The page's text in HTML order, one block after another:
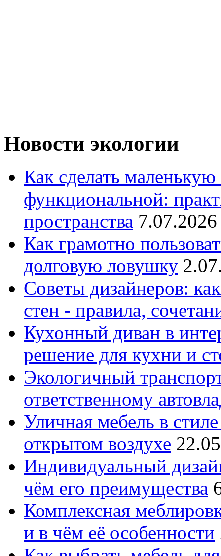
Новости экологии
Как сделать
функциональной:
пространства
Как грамотно
долговую ловушку
Советы дизайнеров:
стен - правила,
Кухонный диван в
решение для кухни и
Экологичный
ответственному
Уличная мебель в
открытом воздухе
Индивидуальный
чём его преимущества
Комплексная
и в чём её особенности